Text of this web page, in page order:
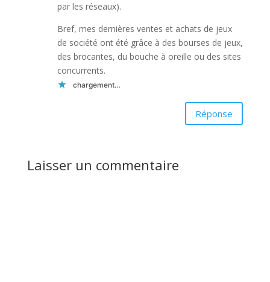
par les réseaux).
Bref, mes dernières ventes et achats de jeux
de société ont été grâce à des bourses de jeux,
des brocantes, du bouche à oreille ou des sites
concurrents.
chargement…
Réponse
Laisser un commentaire